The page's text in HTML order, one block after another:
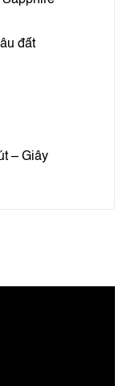
đất
– Giây